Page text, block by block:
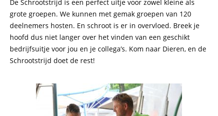
De Schrootstrijd is een perfect uitje voor zowel kleine als
grote groepen. We kunnen met gemak groepen van 120
deelnemers hosten. En schroot is er in overvloed. Breek je
hoofd dus niet langer over het vinden van een geschikt
bedrijfsuitje voor jou en je collega’s. Kom naar Dieren, en de
Schrootstrijd doet de rest!